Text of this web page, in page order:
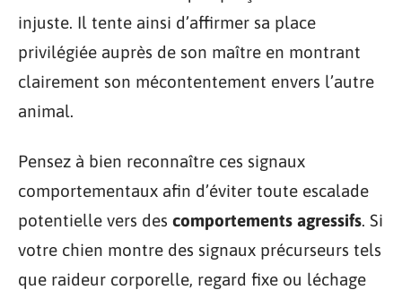
injuste. Il tente ainsi d’affirmer sa place
privilégiée auprès de son maître en montrant
clairement son mécontentement envers l’autre
animal.
Pensez à bien reconnaître ces signaux
comportementaux afin d’éviter toute escalade
potentielle vers des comportements agressifs. Si
votre chien montre des signaux précurseurs tels
que raideur corporelle, regard fixe ou léchage